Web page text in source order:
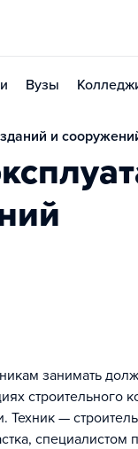
Вузы
и
занимать
строительного
Техник —
специалистом